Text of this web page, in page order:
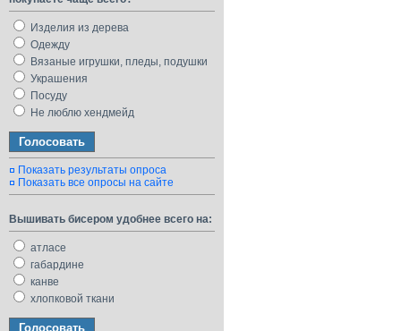
Изделия из дерева
Одежду
Вязаные игрушки, пледы, подушки
Украшения
Посуду
Не люблю хендмейд
Показать результаты опроса
Показать все опросы на сайте
Вышивать бисером удобнее всего на:
атласе
габардине
канве
хлопковой ткани